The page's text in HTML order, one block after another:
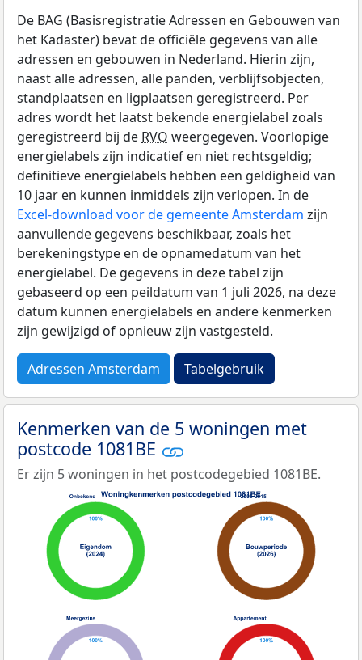
De BAG (Basisregistratie Adressen en Gebouwen van
het Kadaster) bevat de officiële gegevens van alle
adressen en gebouwen in Nederland. Hierin zijn,
naast alle adressen, alle panden, verblijfsobjecten,
standplaatsen en ligplaatsen geregistreerd. Per
adres wordt het laatst bekende energielabel zoals
geregistreerd bij de RVO weergegeven. Voorlopige
energielabels zijn indicatief en niet rechtsgeldig;
definitieve energielabels hebben een geldigheid van
10 jaar en kunnen inmiddels zijn verlopen. In de
Excel-download voor de gemeente Amsterdam zijn
aanvullende gegevens beschikbaar, zoals het
berekeningstype en de opnamedatum van het
energielabel. De gegevens in deze tabel zijn
gebaseerd op een peildatum van 1 juli 2026, na deze
datum kunnen energielabels en andere kenmerken
zijn gewijzigd of opnieuw zijn vastgesteld.
Adressen Amsterdam Tabelgebruik
Kenmerken van de 5 woningen met
postcode 1081BE
Er zijn 5 woningen in het postcodegebied 1081BE.